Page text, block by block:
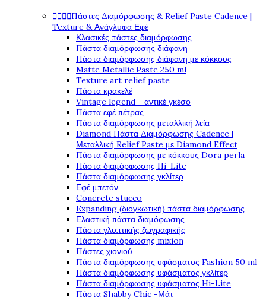
Πάστες Διαμόρφωσης & Relief Paste Cadence |
Texture & Ανάγλυφα Εφέ
Κλασικές πάστες διαμόρφωσης
Πάστα διαμόρφωσης διάφανη
Πάστα διαμόρφωσης διάφανη με κόκκους
Matte Metallic Paste 250 ml
Texture art relief paste
Πάστα κρακελέ
Vintage legend - αντικέ γκέσο
Πάστα εφέ πέτρας
Πάστα διαμόρφωσης μεταλλική λεία
Diamond Πάστα Διαμόρφωσης Cadence |
Μεταλλική Relief Paste με Diamond Effect
Πάστα διαμόρφωσης με κόκκους Dora perla
Πάστα διαμόρφωσης Hi-Lite
Πάστα διαμόρφωσης γκλίτερ
Εφέ μπετόν
Concrete stucco
Expanding (διογκωτική) πάστα διαμόρφωσης
Ελαστική πάστα διαμόφωσης
Πάστα γλυπτικής ζωγραφικής
Πάστα διαμόρφωσης mixion
Πάστες χιονιού
Πάστα διαμόρφωσης υφάσματος Fashion 50 ml
Πάστα διαμόρφωσης υφάσματος γκλίτερ
Πάστα διαμόρφωσης υφάσματος Hi-Lite
Πάστα Shabby Chic -Μάτ